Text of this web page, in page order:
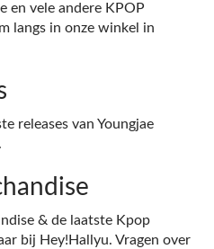
en vele andere KPOP
langs in onze winkel in
releases van Youngjae
& de laatste Kpop
bij Hey!Hallyu. Vragen over